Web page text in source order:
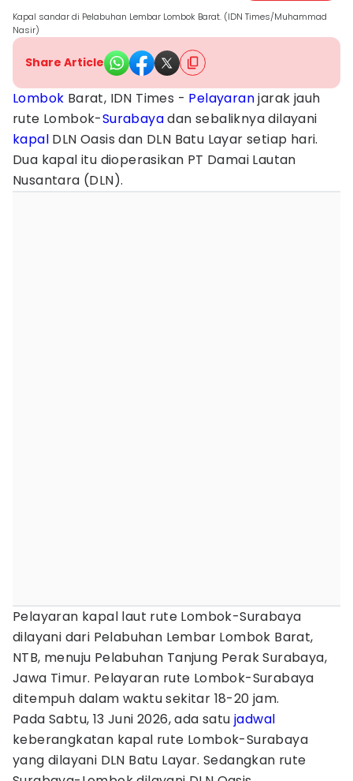
Kapal sandar di Pelabuhan Lembar Lombok Barat. (IDN Times/Muhammad
Nasir)
Share Article
Lombok Barat, IDN Times - Pelayaranjarak jauh
rute Lombok-Surabayadan sebaliknya dilayani
kapal DLN Oasis dan DLN Batu Layar setiap hari.
Dua kapal itu dioperasikan PT Damai Lautan
Nusantara (DLN).
Pelayaran kapal laut rute Lombok-Surabaya
dilayani dari Pelabuhan Lembar Lombok Barat,
NTB, menuju Pelabuhan Tanjung Perak Surabaya,
Jawa Timur. Pelayaran rute Lombok-Surabaya
ditempuh dalam waktu sekitar 18-20 jam.
Pada Sabtu, 13 Juni 2026, ada satu jadwal
keberangkatan kapal rute Lombok-Surabaya
yang dilayani DLN Batu Layar. Sedangkan rute